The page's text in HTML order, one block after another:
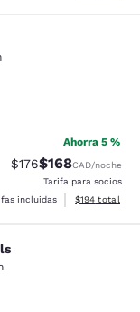
Bueno. 5445 reseñas
Ahorra 5 %
Precio tachado:
$176Precio con
$168CAD/noche
Tarifa para socios
incluidas
Ver detalles
$194 total
Bueno. 985 reseñas